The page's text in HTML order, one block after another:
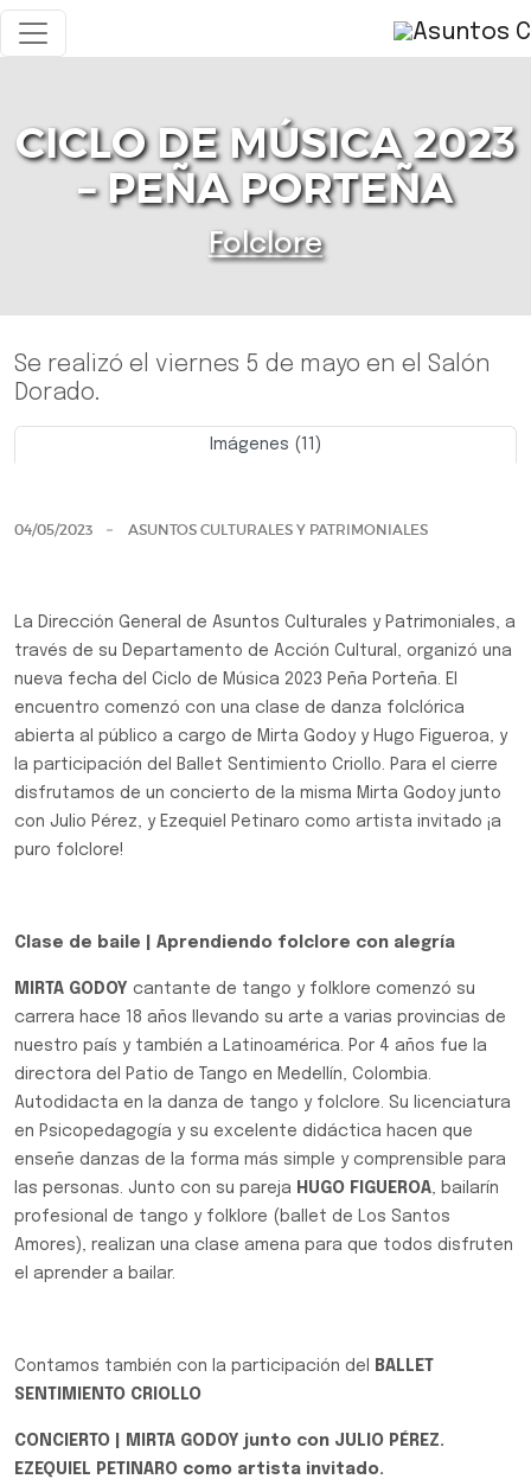
CICLO DE MÚSICA 2023
– PEÑA PORTEÑA
Folclore
Se realizó el viernes 5 de mayo en el Salón
Dorado.
Imágenes (11)
04/05/2023 ASUNTOS CULTURALES Y PATRIMONIALES
La Dirección General de Asuntos Culturales y Patrimoniales, a
través de su Departamento de Acción Cultural, organizó una
nueva fecha del Ciclo de Música 2023 Peña Porteña. El
encuentro comenzó con una clase de danza folclórica
abierta al público a cargo de Mirta Godoy y Hugo Figueroa, y
la participación del Ballet Sentimiento Criollo. Para el cierre
disfrutamos de un concierto de la misma Mirta Godoy junto
con Julio Pérez, y Ezequiel Petinaro como artista invitado ¡a
puro folclore!
Clase de baile | Aprendiendo folclore con alegría
MIRTA GODOY cantante de tango y folklore comenzó su
carrera hace 18 años llevando su arte a varias provincias de
nuestro país y también a Latinoamérica. Por 4 años fue la
directora del Patio de Tango en Medellín, Colombia.
Autodidacta en la danza de tango y folclore. Su licenciatura
en Psicopedagogía y su excelente didáctica hacen que
enseñe danzas de la forma más simple y comprensible para
las personas. Junto con su pareja HUGO FIGUEROA, bailarín
profesional de tango y folklore (ballet de Los Santos
Amores), realizan una clase amena para que todos disfruten
el aprender a bailar.
Contamos también con la participación del
BALLET
SENTIMIENTO CRIOLLO
CONCIERTO | MIRTA GODOY junto con JULIO PÉREZ.
EZEQUIEL PETINARO como artista invitado.